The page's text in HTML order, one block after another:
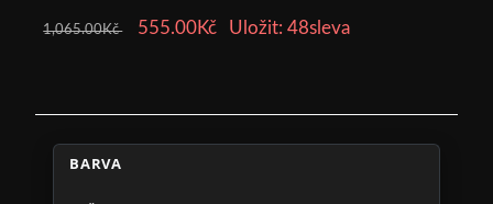
1,065.00Kč 555.00Kč Uložit: 48sleva
BARVA